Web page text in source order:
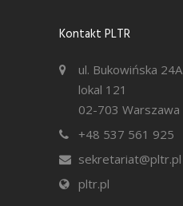
Kontakt PLTR
ul. Bukowińska 24A
lokal 121
02-703 Warszawa
+48 537 561 925
sekretariat@pltr.pl
pltr.pl